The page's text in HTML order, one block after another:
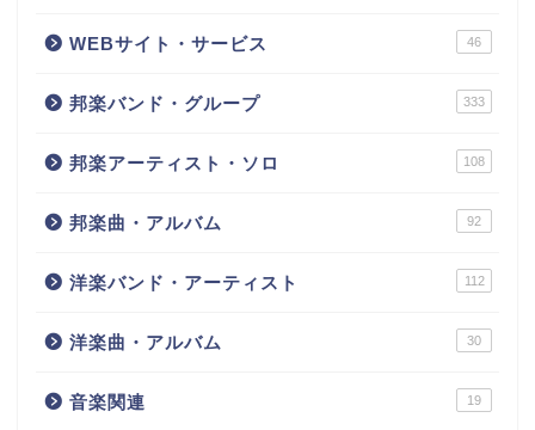
WEBサイト・サービス 46
邦楽バンド・グループ 333
邦楽アーティスト・ソロ 108
邦楽曲・アルバム 92
洋楽バンド・アーティスト 112
洋楽曲・アルバム 30
音楽関連 19